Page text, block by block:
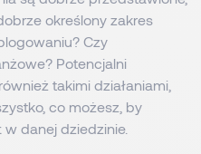
określony zakres
Czy
Potencjalni
takimi działaniami,
co możesz, by
danej dziedzinie.